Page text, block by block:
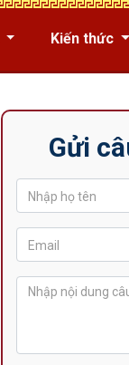
Kiến thức
Gửi